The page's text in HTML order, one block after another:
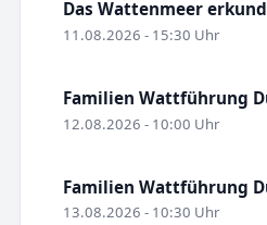
Das Wattenmeer
11.08.2026 - 15:30 Uhr
Familien Wattführung
12.08.2026 - 10:00 Uhr
Familien Wattführung
13.08.2026 - 10:30 Uhr